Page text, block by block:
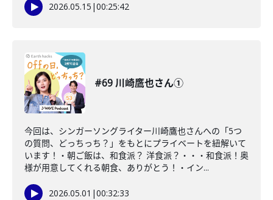
2026.05.15 |00:25:42
#69 川崎鷹也さん①
今回は、シンガーソングライター川崎鷹也さんへの「5つ
の質問、どっちっち？」をもとにプライベートを紐解いて
います！・朝ご飯は、和食派？ 洋食派？・・・和食派！奥
様が用意してくれる朝食、ありがとう！・イン...
2026.05.01 |00:32:33